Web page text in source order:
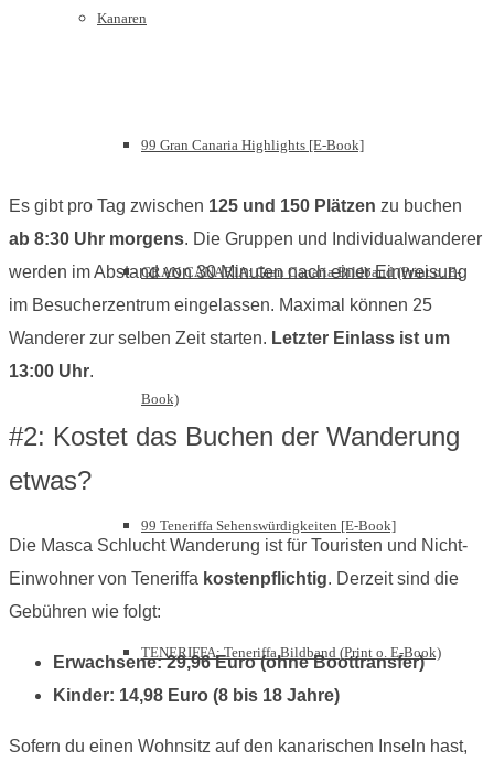
Kanaren
99 Gran Canaria Highlights [E-Book]
GRAN CANARIA: Gran Canaria Bildband (Print o. E-
Book)
99 Teneriffa Sehenswürdigkeiten [E-Book]
TENERIFFA: Teneriffa Bildband (Print o. E-Book)
Es gibt pro Tag zwischen 125 und 150 Plätzen zu buchen
ab 8:30 Uhr morgens. Die Gruppen und Individualwanderer
werden im Abstand von 30 Minuten nach einer Einweisung
im Besucherzentrum eingelassen. Maximal können 25
Wanderer zur selben Zeit starten. Letzter Einlass ist um
13:00 Uhr.
#2: Kostet das Buchen der Wanderung
etwas?
Die Masca Schlucht Wanderung ist für Touristen und Nicht-
Einwohner von Teneriffa kostenpflichtig. Derzeit sind die
Gebühren wie folgt:
Erwachsene: 29,96 Euro (ohne Boottransfer)
Kinder: 14,98 Euro (8 bis 18 Jahre)
Sofern du einen Wohnsitz auf den kanarischen Inseln hast,